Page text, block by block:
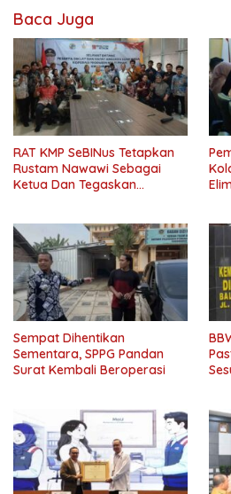
hipmi
investor
pengusaha
rapat
Baca Juga
RAT KMP SeBINus Tetapkan
Rustam Nawawi Sebagai
Ketua Dan Tegaskan
Sempat Dihentikan
Sementara, SPPG Pandan
Surat Kembali Beroperasi